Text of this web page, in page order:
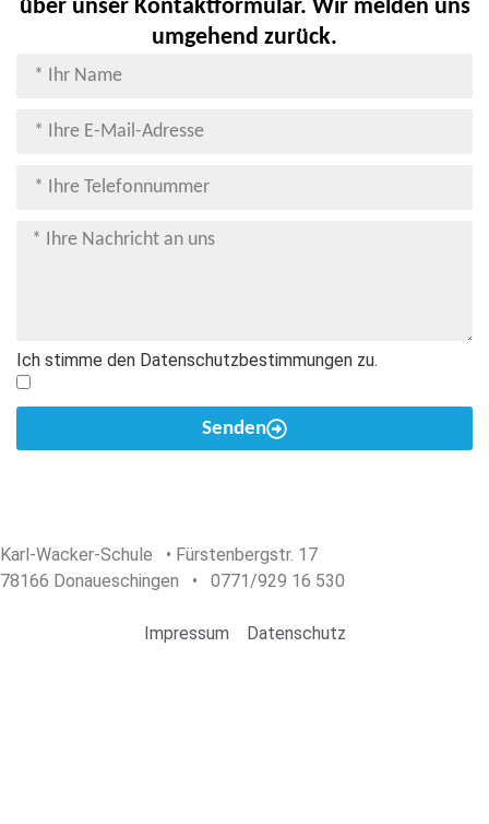
über unser Kontaktformular. Wir melden uns
umgehend zurück.
Ich stimme den Datenschutzbestimmungen zu.
Senden
Karl-Wacker-Schule • Fürstenbergstr. 17
78166 Donaueschingen • 0771/929 16 530
Impressum Datenschutz